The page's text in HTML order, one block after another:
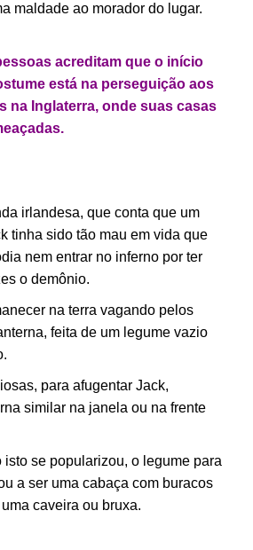
maldade ao morador do lugar.
acreditam que o início
está na perseguição aos
na Inglaterra, onde suas casas
irlandesa, que conta que um
tinha sido tão mau em vida que
nem entrar no inferno por ter
o demônio.
na terra vagando pelos
feita de um legume vazio
para afugentar Jack,
similar na janela ou na frente
isto se popularizou, o legume para
a ser uma cabaça com buracos
caveira ou bruxa.